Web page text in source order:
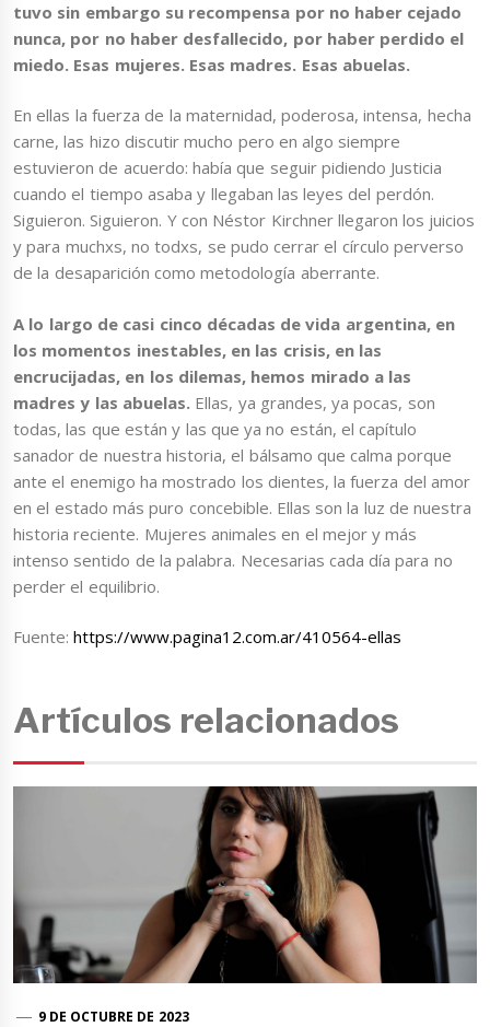
tuvo sin embargo su recompensa por no haber cejado
nunca, por no haber desfallecido, por haber perdido el
miedo. Esas mujeres. Esas madres. Esas abuelas.
En ellas la fuerza de la maternidad, poderosa, intensa, hecha
carne, las hizo discutir mucho pero en algo siempre
estuvieron de acuerdo: había que seguir pidiendo Justicia
cuando el tiempo asaba y llegaban las leyes del perdón.
Siguieron. Siguieron. Y con Néstor Kirchner llegaron los juicios
y para muchxs, no todxs, se pudo cerrar el círculo perverso
de la desaparición como metodología aberrante.
A lo largo de casi cinco décadas de vida argentina, en
los momentos inestables, en las crisis, en las
encrucijadas, en los dilemas, hemos mirado a las
madres y las abuelas. Ellas, ya grandes, ya pocas, son
todas, las que están y las que ya no están, el capítulo
sanador de nuestra historia, el bálsamo que calma porque
ante el enemigo ha mostrado los dientes, la fuerza del amor
en el estado más puro concebible. Ellas son la luz de nuestra
historia reciente. Mujeres animales en el mejor y más
intenso sentido de la palabra. Necesarias cada día para no
perder el equilibrio.
Fuente:https://www.pagina12.com.ar/410564-ellas
Artículos relacionados
9 DE OCTUBRE DE 2023